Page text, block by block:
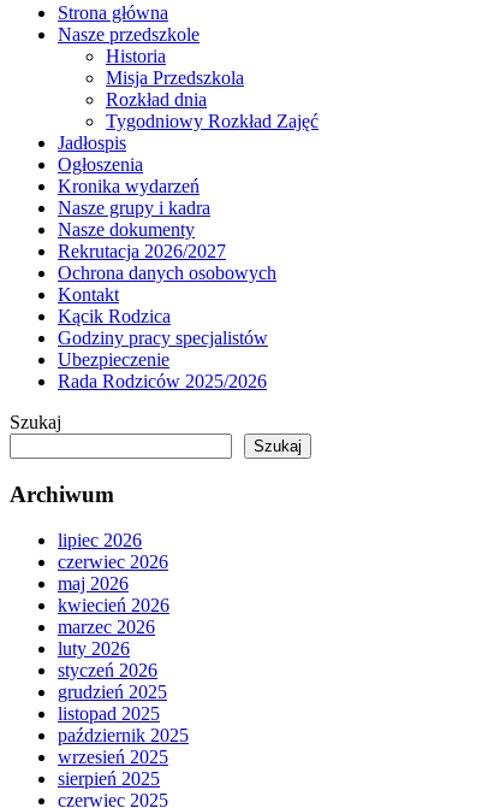
Strona główna
Nasze przedszkole
Historia
Misja Przedszkola
Rozkład dnia
Tygodniowy Rozkład Zajęć
Jadłospis
Ogłoszenia
Kronika wydarzeń
Nasze grupy i kadra
Nasze dokumenty
Rekrutacja 2026/2027
Ochrona danych osobowych
Kontakt
Kącik Rodzica
Godziny pracy specjalistów
Ubezpieczenie
Rada Rodziców 2025/2026
Szukaj
Szukaj
Archiwum
lipiec 2026
czerwiec 2026
maj 2026
kwiecień 2026
marzec 2026
luty 2026
styczeń 2026
grudzień 2025
listopad 2025
październik 2025
wrzesień 2025
sierpień 2025
czerwiec 2025